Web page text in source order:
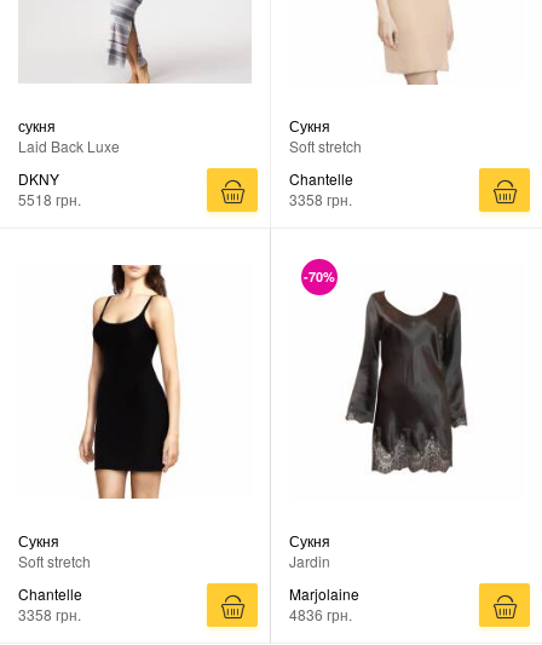
сукня
Laid Back Luxe
DKNY
5518 грн.
Сукня
Soft stretch
Chantelle
3358 грн.
Сукня
Soft stretch
Chantelle
3358 грн.
-70%
Сукня
Jardin
Marjolaine
4836 грн.